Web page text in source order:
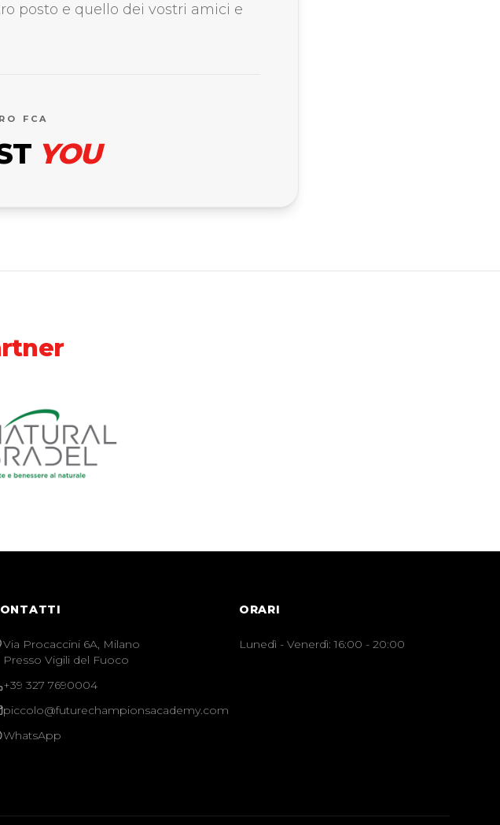
posto e quello dei vostri amici e
FCA
YOU
Via Procaccini 6A, Milano
Presso Vigili del Fuoco
+39 327 7690004
piccolo@futurechampionsacademy.com
WhatsApp
ORARI
Lunedì - Venerdì: 16:00 - 20:00